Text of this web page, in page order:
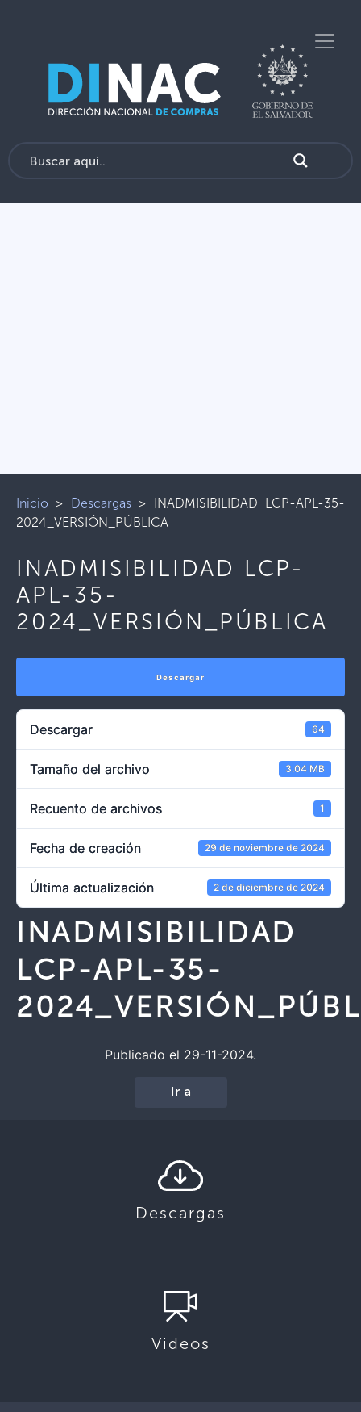
Inicio > Descargas> INADMISIBILIDAD LCP-APL-35-
2024_VERSIÓN_PÚBLICA
INADMISIBILIDAD LCP-
APL-35-
2024_VERSIÓN_PÚBLICA
Descargar
Descargar 64
Tamaño del archivo 3.04 MB
Recuento de archivos 1
Fecha de creación 29 de noviembre de 2024
Última actualización 2 de diciembre de 2024
INADMISIBILIDAD
LCP-APL-35-
Publicado el 29-11-2024.
Ir a
Descargas
Videos